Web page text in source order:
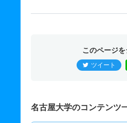
このページ
ツイート
名古屋大学のコンテンツ